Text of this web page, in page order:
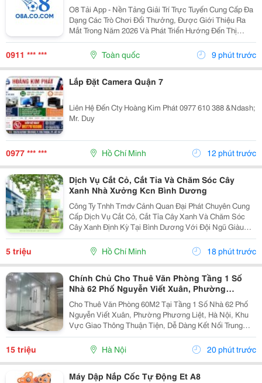
O8 Tải App - Nền Tảng Giải Trí Trực Tuyến Cung Cấp Đa
Dạng Các Trò Chơi Đổi Thưởng, Được Giới Thiệu Ra
Mắt Trong Năm 2026 Và Phát Triển Hướng Đến Thị
Trường Châu Á. Theo Thông Tin Từ Nền Tảng, O8 Hoạt
Động Theo Các Tiêu Chuẩn Áp Dụng Trong Lĩnh Vực...
0911 *** *** Toàn quốc 9 phút trước
Lắp Đặt Camera Quận 7
Liên Hệ Đến Cty Hoàng Kim Phát 0977 610 388 &Ndash;
Mr. Duy
0977 *** *** Hồ Chí Minh 12 phút trước
Dịch Vụ Cắt Cỏ, Cắt Tỉa Và Chăm Sóc Cây
Xanh Nhà Xưởng Kcn Bình Dương
Công Ty Tnhh Tmdv Cảnh Quan Đại Phát Chuyên Cung
Cấp Dịch Vụ Cắt Cỏ, Cắt Tỉa Cây Xanh Và Chăm Sóc
Cây Xanh Định Kỳ Tại Bình Dương Với Đội Ngũ Giàu
Kinh Nghiệm, Máy Móc Hiện Đại Và Quy Trình Thi Công
Chuyên Nghiệp. Dịch Vụ Bao Gồm ✔️ Cắt Cỏ Khuôn...
5 triệu Hồ Chí Minh 18 phút trước
Chính Chủ Cho Thuê Văn Phòng Tầng 1 Số
Nhà 62 Phố Nguyễn Viết Xuân, Phường
Phương Liệt, Hn
Cho Thuê Văn Phòng 60M2 Tại Tầng 1 Số Nhà 62 Phố
Nguyễn Viết Xuân, Phường Phương Liệt, Hà Nội, Khu
Vực Giao Thông Thuận Tiện, Dễ Dàng Kết Nối Trung
Tâm Thành Phố Và Các Quận Lân Cận. Giá Thuê :
15.000.000Đồng/Tháng Giao Thông Đi Lại Thuận
Tiện,...
15 triệu Hà Nội 20 phút trước
Máy Dập Nắp Cốc Tự Động Et A8